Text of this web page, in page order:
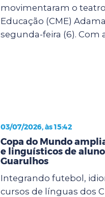
movimentaram o
Educação (CME)
segunda-feira (6). Com
03/07/2026, às 15:42
Copa do Mundo
e linguísticos de
Guarulhos
Integrando futebol,
cursos de línguas dos